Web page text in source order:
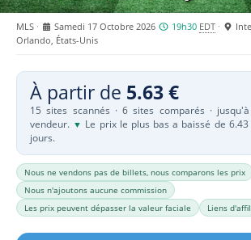
MLS Samedi 17 Octobre 2026 19h30 EDT
Orlando, États-Unis
À partir de 5.63 €
15 sites scannés · 6 sites comparés ·
vendeur. ▼ Le prix le plus bas a baissé de
jours.
Nous ne vendons pas de billets, nous comparons les prix
Nous n'ajoutons aucune commission
Les prix peuvent dépasser la valeur faciale
Liens